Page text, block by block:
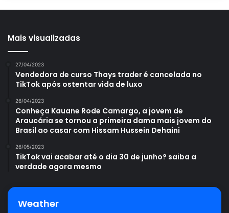
Mais visualizadas
27/04/2023
Vendedora de curso Thays trader é cancelada no
TikTok após ostentar vida de luxo
26/04/2023
Conheça Kauane Rode Camargo, a jovem de
Araucária se tornou a primeira dama mais jovem do
Brasil ao casar com Hissam Hussein Dehaini
26/05/2023
TikTok vai acabar até o dia 30 de junho? saiba a
verdade agora mesmo
Weather